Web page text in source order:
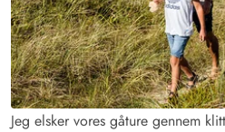
Jeg elsker vores gåture gennem